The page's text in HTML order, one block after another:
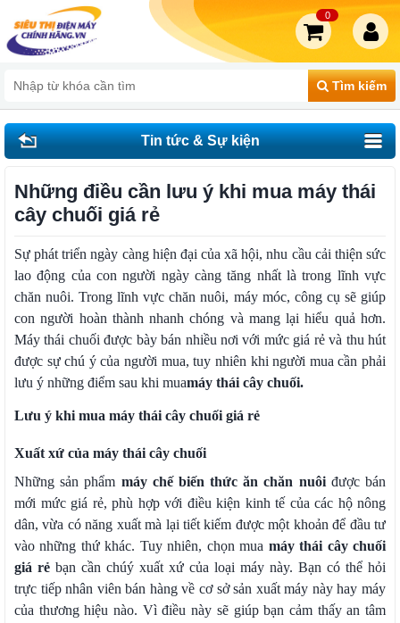
Tìm kiếm
0
Tin tức & Sự kiện
Những điều cần lưu ý khi mua máy thái
cây chuối giá rẻ
Sự phát triển ngày càng hiện đại của xã hội, nhu cầu cải thiện sức
lao động của con người ngày càng tăng nhất là trong lĩnh vực
chăn nuôi. Trong lĩnh vực chăn nuôi, máy móc, công cụ sẽ giúp
con người hoàn thành nhanh chóng và mang lại hiểu quả hơn.
Máy thái chuối được bày bán nhiều nơi với mức giá rẻ và thu hút
được sự chú ý của người mua, tuy nhiên khi người mua cần phải
lưu ý những điểm sau khi muamáy thái cây chuối.
Lưu ý khi mua máy thái cây chuối giá rẻ
Xuất xứ của máy thái cây chuối
Những sản phẩm máy chế biến thức ăn chăn nuôiđược bán
mới mức giá rẻ, phù hợp với điều kiện kinh tế của các hộ nông
dân, vừa có năng xuất mà lại tiết kiếm được một khoản để đầu tư
vào những thứ khác. Tuy nhiên, chọn mua máy thái cây chuối
giá rẻ bạn cần chúý xuất xứ của loại máy này. Bạn có thể hỏi
trực tiếp nhân viên bán hàng về cơ sở sản xuất máy này hay máy
của thương hiệu nào. Vì điều này sẽ giúp bạn cảm thấy an tâm